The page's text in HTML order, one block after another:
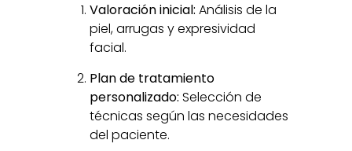
Valoración inicial: Análisis de la
piel, arrugas y expresividad
facial.
Plan de tratamiento
personalizado: Selección de
técnicas según las necesidades
del paciente.